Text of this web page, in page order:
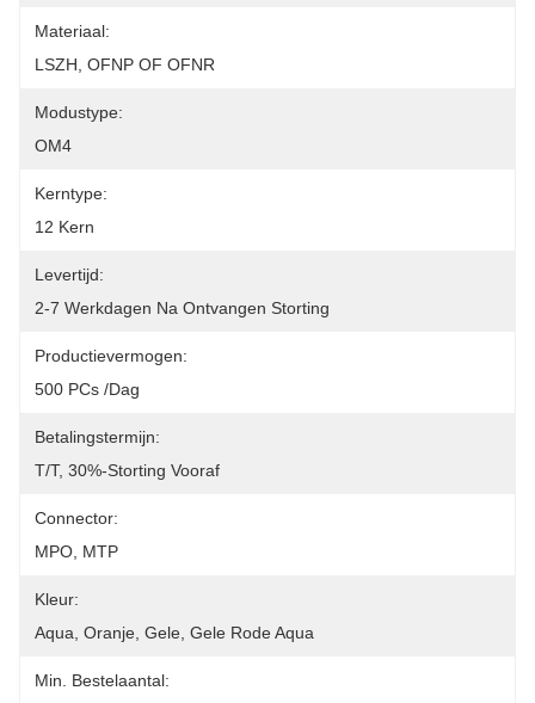
Materiaal:
LSZH, OFNP OF OFNR
Modustype:
OM4
Kerntype:
12 Kern
Levertijd:
2-7 Werkdagen Na Ontvangen Storting
Productievermogen:
500 PCs /dag
Betalingstermijn:
T/T, 30%-Storting Vooraf
Connector:
MPO, MTP
Kleur:
Aqua, Oranje, Gele, Gele Rode Aqua
Min. Bestelaantal: